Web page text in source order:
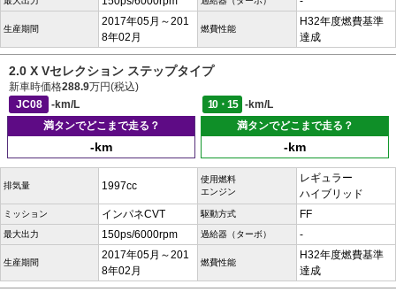
生産期間
2017年05月～201
8年02月
燃費性能
H32年度燃費基準
達成
2.0 X Vセレクション ステップタイプ
新車時価格288.9万円(税込)
JC08
-km/L 10・15
-km/L
満タンでどこまで走る？
-km
満タンでどこまで走る？
-km
排気量 1997cc
使用燃料
エンジン
レギュラー
ハイブリッド
ミッション インパネCVT 駆動方式 FF
最大出力 150ps/6000rpm 過給器（ターボ） -
生産期間
2017年05月～201
8年02月
燃費性能
H32年度燃費基準
達成